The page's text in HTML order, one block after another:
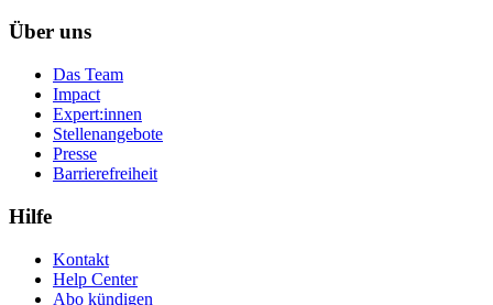
Über uns
Das Team
Impact
Expert:innen
Stellenangebote
Presse
Barrierefreiheit
Hilfe
Kontakt
Help Center
Abo kündigen